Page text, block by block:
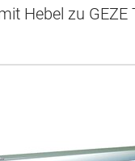
Hebel zu GEZE